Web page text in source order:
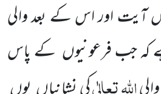
آیت اور اس کے بعد والی
کہ جب فرعونیوں کے پاس
اللہتعالٰی